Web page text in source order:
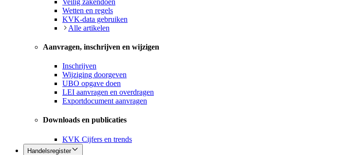
Wetten en regels
KVK-data gebruiken
Alle artikelen
Aanvragen, inschrijven en wijzigen
Inschrijven
Wijziging doorgeven
UBO opgave doen
LEI aanvragen en overdragen
Exportdocument aanvragen
Downloads en publicaties
KVK Cijfers en trends
Handelsregister